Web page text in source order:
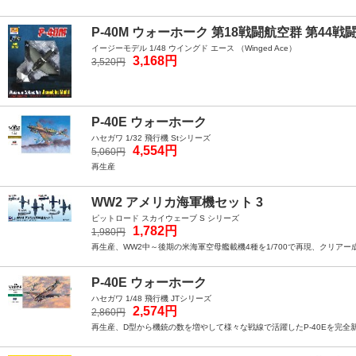
P-40M ウォーホーク 第18戦闘航空群 第44戦
イージーモデル 1/48 ウイングド エース （Winged Ace）
3,520円 3,168円
P-40E ウォーホーク
ハセガワ 1/32 飛行機 Stシリーズ
5,060円 4,554円
再生産
WW2 アメリカ海軍機セット 3
ピットロード スカイウェーブ S シリーズ
1,980円 1,782円
再生産、WW2中～後期の米海軍空母艦載機4種を1/700で再現、クリアー
P-40E ウォーホーク
ハセガワ 1/48 飛行機 JTシリーズ
2,860円 2,574円
再生産、D型から機銃の数を増やして様々な戦線で活躍したP-40Eを完全